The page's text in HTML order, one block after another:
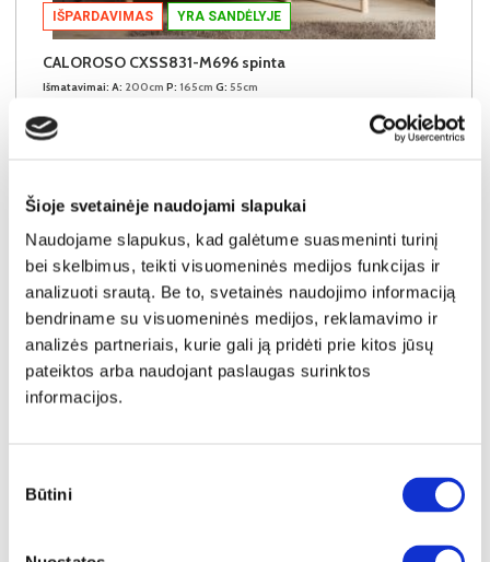
Šioje svetainėje naudojami slapukai
Naudojame slapukus, kad galėtume suasmeninti turinį
bei skelbimus, teikti visuomeninės medijos funkcijas ir
analizuoti srautą. Be to, svetainės naudojimo informaciją
bendriname su visuomeninės medijos, reklamavimo ir
analizės partneriais, kurie gali ją pridėti prie kitos jūsų
pateiktos arba naudojant paslaugas surinktos
informacijos.
pasirinkimas
Būtini
IŠPARDAVIMAS YRA SANDĖLYJE
CALOROSO CXSS831-M696 spinta
Išmatavimai: A: 200cm P: 165cm G: 55cm
Pritaikyta nuolaida
Kaina galioja sandėlyje esančioms prekėms
349€
Į krepšelį